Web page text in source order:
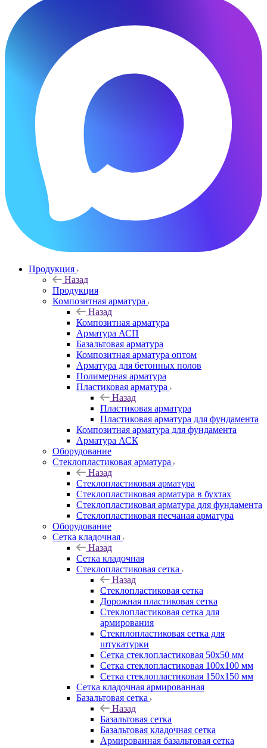
Продукция
Назад
Продукция
Композитная арматура
Назад
Композитная арматура
Арматура АСП
Базальтовая арматура
Композитная арматура оптом
Арматура для бетонных полов
Полимерная арматура
Пластиковая арматура
Назад
Пластиковая арматура
Пластиковая арматура для фундамента
Композитная арматура для фундамента
Арматура АСК
Оборудование
Cтеклопластиковая арматура
Назад
Cтеклопластиковая арматура
Стеклопластиковая арматура в бухтах
Стеклопластиковая арматура для фундамента
Стеклопластиковая песчаная арматура
Оборудование
Сетка кладочная
Назад
Сетка кладочная
Стеклопластиковая сетка
Назад
Стеклопластиковая сетка
Дорожная пластиковая сетка
Стеклопластиковая сетка для
армирования
Стекплопластиковая сетка для
штукатурки
Сетка стеклопластиковая 50x50 мм
Сетка стеклопластиковая 100x100 мм
Сетка стеклопластиковая 150x150 мм
Сетка кладочная армированная
Базальтовая сетка
Назад
Базальтовая сетка
Базальтовая кладочная сетка
Армированная базальтовая сетка